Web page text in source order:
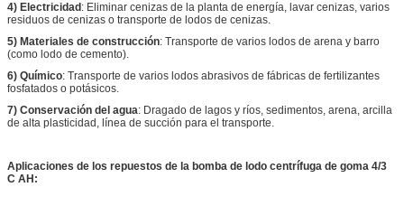
4) Electricidad : Eliminar cenizas de la planta de energía, lavar cenizas, varios
residuos de cenizas o transporte de lodos de cenizas.
5) Materiales de construcción: Transporte de varios lodos de arena y barro
(como lodo de cemento).
6) Químico: Transporte de varios lodos abrasivos de fábricas de fertilizantes
fosfatados o potásicos.
7) Conservación del agua: Dragado de lagos y ríos, sedimentos, arena, arcilla
de alta plasticidad, línea de succión para el transporte.
Aplicaciones de los repuestos de la bomba de lodo centrífuga de goma 4/3
C AH: